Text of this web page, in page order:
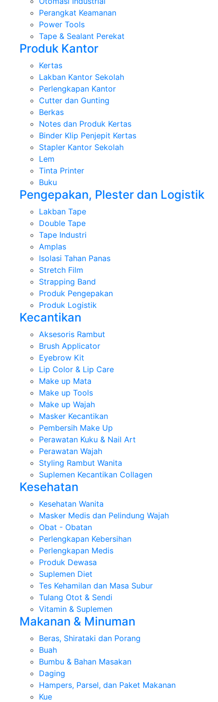
Perangkat Keamanan
Power Tools
Tape & Sealant Perekat
Produk Kantor
Kertas
Lakban Kantor Sekolah
Perlengkapan Kantor
Cutter dan Gunting
Berkas
Notes dan Produk Kertas
Binder Klip Penjepit Kertas
Stapler Kantor Sekolah
Lem
Tinta Printer
Buku
Pengepakan, Plester dan Logistik
Lakban Tape
Double Tape
Tape Industri
Amplas
Isolasi Tahan Panas
Stretch Film
Strapping Band
Produk Pengepakan
Produk Logistik
Kecantikan
Aksesoris Rambut
Brush Applicator
Eyebrow Kit
Lip Color & Lip Care
Make up Mata
Make up Tools
Make up Wajah
Masker Kecantikan
Pembersih Make Up
Perawatan Kuku & Nail Art
Perawatan Wajah
Styling Rambut Wanita
Suplemen Kecantikan Collagen
Kesehatan
Kesehatan Wanita
Masker Medis dan Pelindung Wajah
Obat - Obatan
Perlengkapan Kebersihan
Perlengkapan Medis
Produk Dewasa
Suplemen Diet
Tes Kehamilan dan Masa Subur
Tulang Otot & Sendi
Vitamin & Suplemen
Makanan & Minuman
Beras, Shirataki dan Porang
Buah
Bumbu & Bahan Masakan
Daging
Hampers, Parsel, dan Paket Makanan
Kue